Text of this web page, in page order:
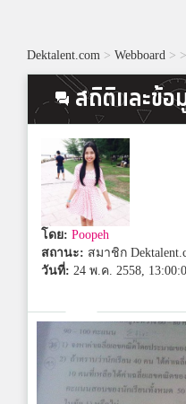
Dektalent.com > Webboard > >
สถิติและข้อ
โดย: Poopeh
สถานะ: สมาชิก
วันที่: 24 พ.ค. 2558,